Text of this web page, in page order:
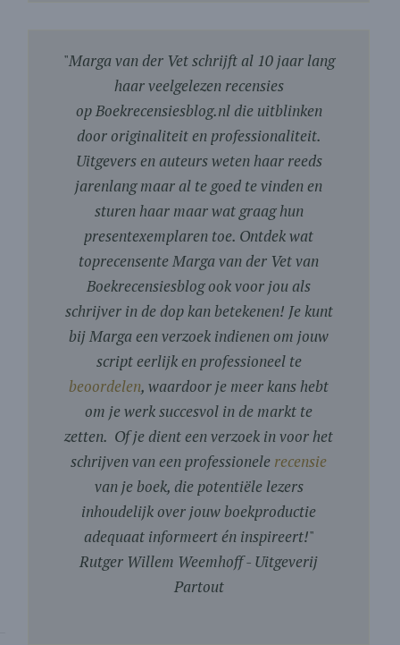
"Marga van der Vet schrijft al 10 jaar lang
haar veelgelezen recensies
op Boekrecensiesblog.nl die uitblinken
door originaliteit en professionaliteit.
Uitgevers en auteurs weten haar reeds
jarenlang maar al te goed te vinden en
sturen haar maar wat graag hun
presentexemplaren toe. Ontdek wat
toprecensente Marga van der Vet van
Boekrecensiesblog ook voor jou als
schrijver in de dop kan betekenen! Je kunt
bij Marga een verzoek indienen om jouw
script eerlijk en professioneel te
beoordelen, waardoor je meer kans hebt
om je werk succesvol in de markt te
zetten. Of je dient een verzoek in voor het
schrijven van een professionele recensie
van je boek, die potentiële lezers
inhoudelijk over jouw boekproductie
adequaat informeert én inspireert!"
Rutger Willem Weemhoff - Uitgeverij
Partout